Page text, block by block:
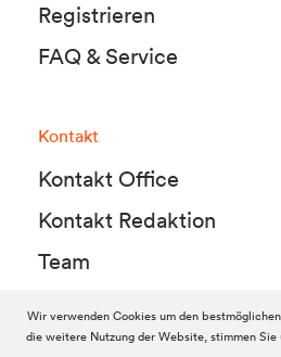
Registrieren
FAQ & Service
Kontakt
Kontakt Office
Kontakt Redaktion
Team
© 2010-2026 Dolomitenstadt.at
Wir verwenden Cookies um den
die weitere Nutzung der Website, stimmen Sie